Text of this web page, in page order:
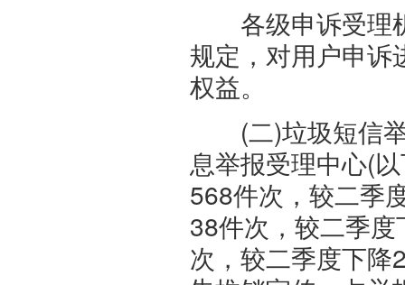
各级申诉受理机
规定，对用户申诉
权益。
(二)垃圾短信举
息举报受理中心(
568件次，较二季
38件次，较二季度
次，较二季度下降